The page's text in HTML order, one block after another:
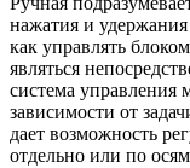
нажатия и
как управлять
являться
система управления
зависимости от
дает возможность
отдельно или по